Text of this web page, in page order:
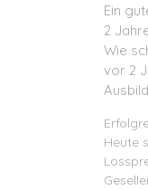
Ein
2
Wie
vor 2
Heute